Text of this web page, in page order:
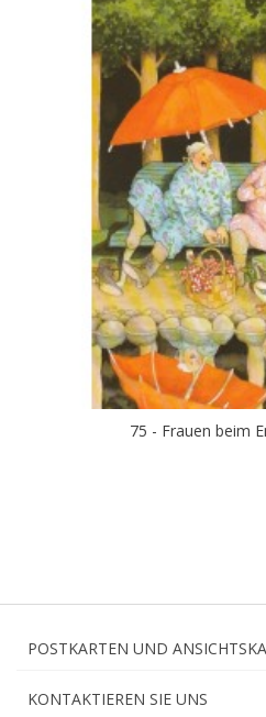
75 - Frauen beim
POSTKARTEN UND
KONTAKTIEREN SIE UNS